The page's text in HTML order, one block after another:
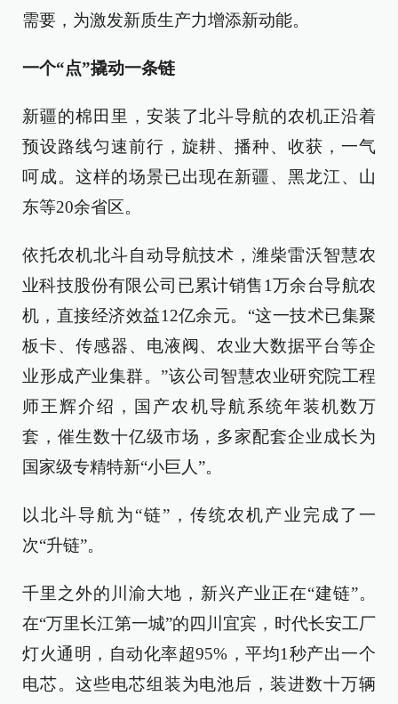
需要，为激发新质生产力增添新动能。
一个“点”撬动一条链
新疆的棉田里，安装了北斗导航的农机正沿着
预设路线匀速前行，旋耕、播种、收获，一气
呵成。这样的场景已出现在新疆、黑龙江、山
东等20余省区。
依托农机北斗自动导航技术，潍柴雷沃智慧农
业科技股份有限公司已累计销售1万余台导航农
机，直接经济效益12亿余元。“这一技术已集聚
板卡、传感器、电液阀、农业大数据平台等企
业形成产业集群。”该公司智慧农业研究院工程
师王辉介绍，国产农机导航系统年装机数万
套，催生数十亿级市场，多家配套企业成长为
国家级专精特新“小巨人”。
以北斗导航为“链”，传统农机产业完成了一
次“升链”。
千里之外的川渝大地，新兴产业正在“建链”。
在“万里长江第一城”的四川宜宾，时代长安工厂
灯火通明，自动化率超95%，平均1秒产出一个
电芯。这些电芯组装为电池后，装进数十万辆